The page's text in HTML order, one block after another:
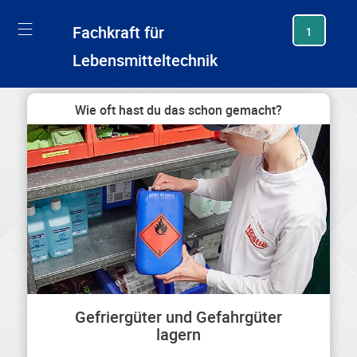
Fachkraft für
Lebensmitteltechnik
1
Wie oft hast du das schon gemacht?
Gefriergüter und Gefahrgüter
lagern